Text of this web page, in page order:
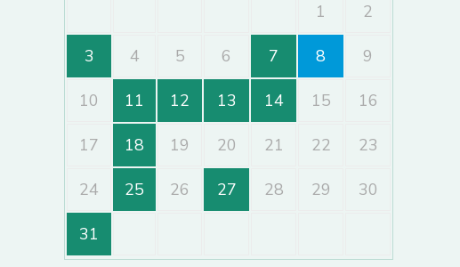
1 2
3 4 5 6 7 8 9
10 11 12 13 14 15 16
17 18 19 20 21 22 23
24 25 26 27 28 29 30
31